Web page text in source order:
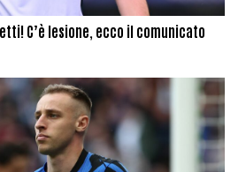
C’è lesione, ecco il comunicato